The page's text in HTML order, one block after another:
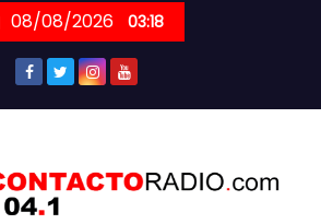
08/08/2026 03:18